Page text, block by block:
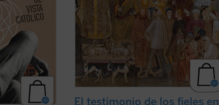
El testimonio de los fieles en